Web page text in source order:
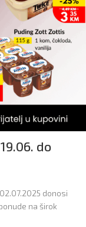
do
donosi
na širok